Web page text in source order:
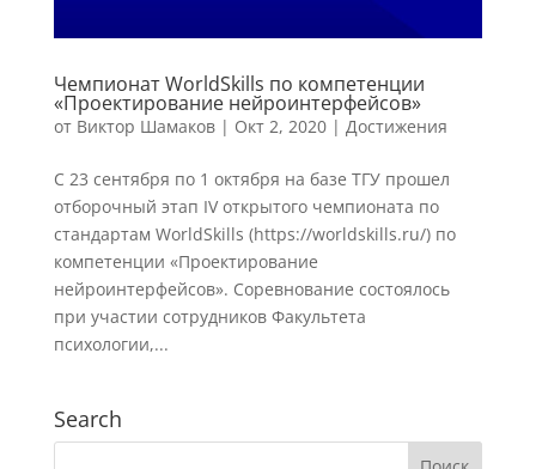
Чемпионат WorldSkills по компетенции
«Проектирование нейроинтерфейсов»
от Виктор Шамаков| Окт 2, 2020| Достижения
С 23 сентября по 1 октября на базе ТГУ прошел
отборочный этап IV открытого чемпионата по
стандартам WorldSkills (https://worldskills.ru/) по
компетенции «Проектирование
нейроинтерфейсов». Соревнование состоялось
при участии сотрудников Факультета
психологии,...
Search